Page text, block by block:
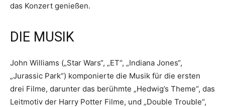
das Konzert genießen.
DIE MUSIK
John Williams („Star Wars“, „ET“, „Indiana Jones“,
„Jurassic Park“) komponierte die Musik für die ersten
drei Filme, darunter das berühmte „Hedwig’s Theme“, das
Leitmotiv der Harry Potter Filme, und „Double Trouble“,